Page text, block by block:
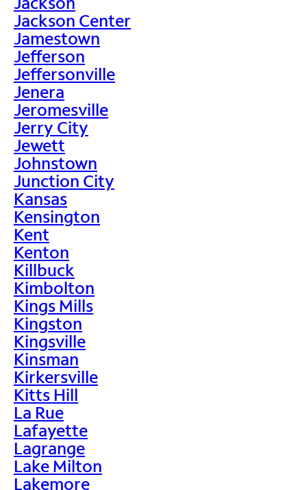
Jackson Center
Jamestown
Jefferson
Jeffersonville
Jenera
Jeromesville
Jerry City
Jewett
Johnstown
Junction City
Kansas
Kensington
Kent
Kenton
Killbuck
Kimbolton
Kings Mills
Kingston
Kingsville
Kinsman
Kirkersville
Kitts Hill
La Rue
Lafayette
Lagrange
Lake Milton
Lakemore